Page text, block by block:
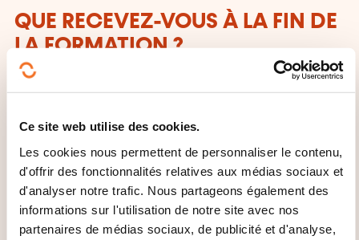
Ce site web utilise des cookies.
Les cookies nous permettent de personnaliser le contenu,
d'offrir des fonctionnalités relatives aux médias sociaux et
d'analyser notre trafic. Nous partageons également des
informations sur l'utilisation de notre site avec nos
partenaires de médias sociaux, de publicité et d'analyse,
QUE RECEVEZ-VOUS À LA FIN DE
LA FORMATION ?
Des attestations de participation seront envoyées,
ont participé à l'intégralité de celle-ci et seulement
après payement de la facture qui y est relative.
QUEL SUPPORT DE COURS EST
FOURNI ?